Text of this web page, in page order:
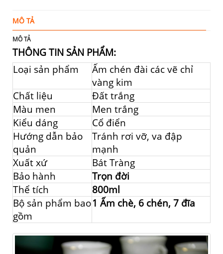
MÔ TẢ
MÔ TẢ
THÔNG TIN SẢN PHẨM:
Loại sản phẩm
Ấm chén đài các vẽ chỉ
vàng kim
Chất liệu
Đất trắng
Màu men
Men trắng
Kiểu dáng
Cổ điển
Hướng dẫn bảo
quản
Tránh rơi vỡ, va đập
mạnh
Xuất xứ
Bát Tràng
Bảo hành
Trọn đời
Thể tích
800ml
Bộ sản phẩm bao
gồm
1 Ấm chè, 6 chén, 7 đĩa